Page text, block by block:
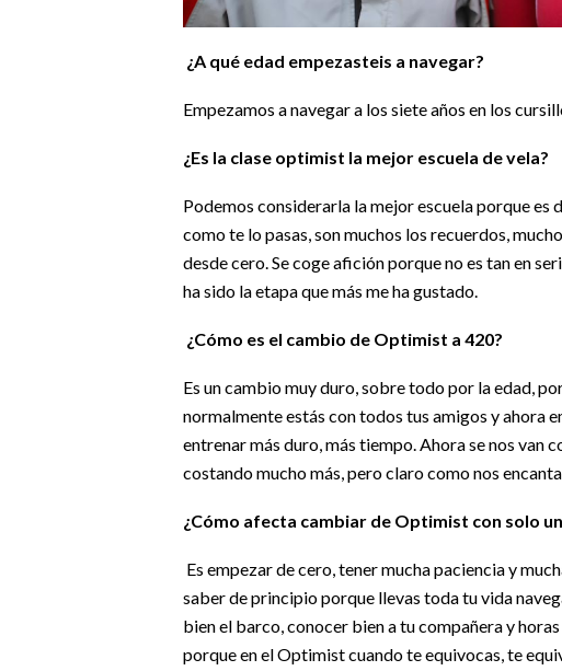
¿A qué edad empezasteis a navegar?
Empezamos a navegar a los siete años en los
¿Es la clase optimist la mejor escuela de vela?
Podemos considerarla la mejor escuela porque es
como te lo pasas, son muchos los recuerdos,
desde cero. Se coge afición porque no es tan en
ha sido la etapa que más me ha gustado.
¿Cómo es el cambio de Optimist a 420?
Es un cambio muy duro, sobre todo por la edad,
normalmente estás con todos tus amigos y ahora
entrenar más duro, más tiempo. Ahora se nos van
costando mucho más, pero claro como nos
¿Cómo afecta cambiar de Optimist con solo
Es empezar de cero, tener mucha paciencia y
saber de principio porque llevas toda tu vida
bien el barco, conocer bien a tu compañera y
porque en el Optimist cuando te equivocas, te